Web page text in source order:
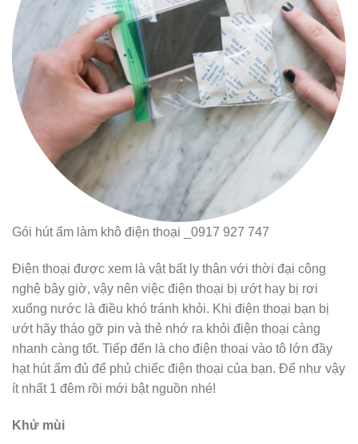
Gói hút ẩm làm khô điện thoại _0917 927 747
Điện thoại được xem là vật bất ly thân với thời đại công
nghệ bây giờ, vậy nên việc điện thoại bị ướt hay bị rơi
xuống nước là điều khó tránh khỏi. Khi điện thoại bạn bị
ướt hãy tháo gỡ pin và thẻ nhớ ra khỏi điện thoại càng
nhanh càng tốt. Tiếp đến là cho điện thoại vào tô lớn đầy
hạt hút ẩm đủ để phủ chiếc điện thoại của bạn. Để như vậy
ít nhất 1 đêm rồi mới bật nguồn nhé!
Khử mùi